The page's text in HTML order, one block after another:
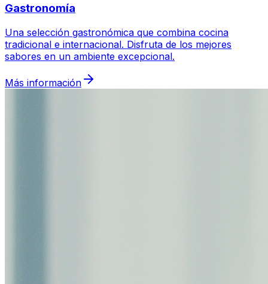
Gastronomía
Una selección gastronómica que combina cocina
tradicional e internacional. Disfruta de los mejores
sabores en un ambiente excepcional.
Más información